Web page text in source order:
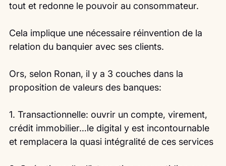
tout et redonne le pouvoir au consommateur.
Cela implique une nécessaire réinvention de la
relation du banquier avec ses clients.
Ors, selon Ronan, il y a 3 couches dans la
proposition de valeurs des banques:
1. Transactionnelle: ouvrir un compte, virement,
crédit immobilier…le digital y est incontournable
et remplacera la quasi intégralité de ces services